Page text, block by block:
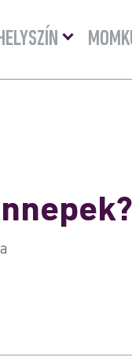
Menü
lenyitása